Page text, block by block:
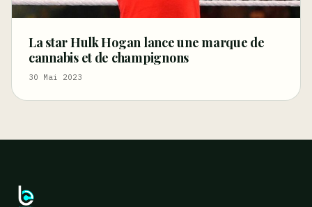
La star Hulk Hogan lance une marque de
cannabis et de champignons
30 Mai 2023